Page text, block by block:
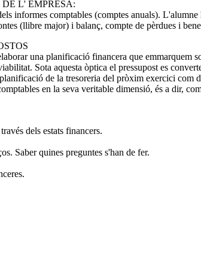
L' EMPRESA:
informes comptables (comptes anuals).
(llibre major) i balanç, compte de pèrdues i
una planificació financera que
Sota aquesta òptica el pressupost es
de la tresoreria del pròxim exercici com
en la seva veritable dimensió, és a dir,
dels estats financers.
Saber quines preguntes s'han de fer.